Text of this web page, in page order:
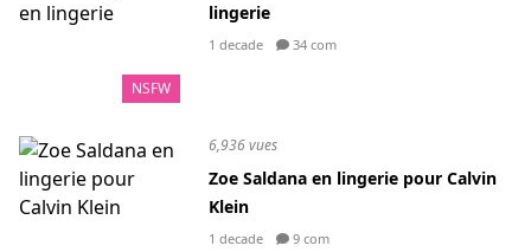
NSFW
lingerie
1 decade 34 com
6,936 vues
Zoe Saldana en lingerie pour Calvin
Klein
1 decade 9 com